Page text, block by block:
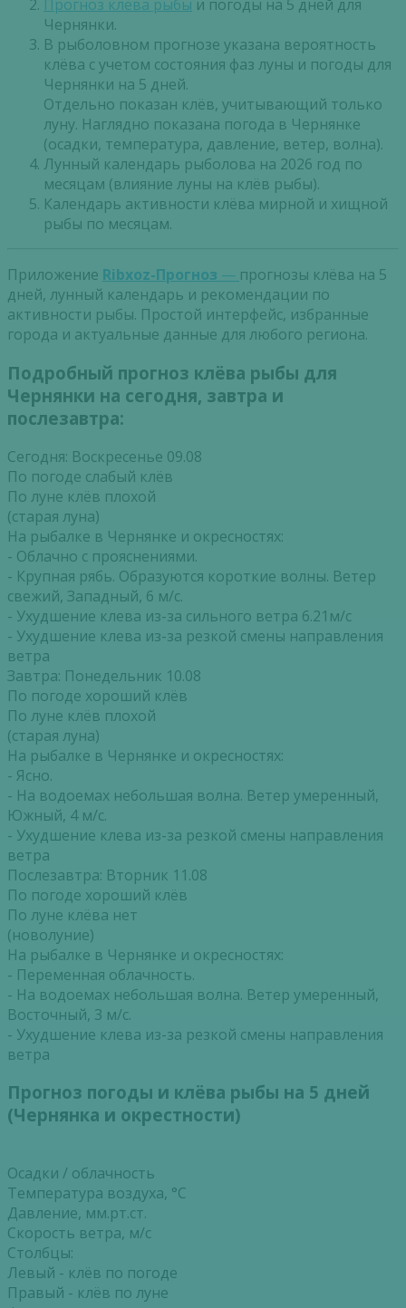
Прогноз клева рыбы и погоды на 5 дней для
Чернянки.
В рыболовном прогнозе указана вероятность
клёва с учетом состояния фаз луны и погоды для
Чернянки на 5 дней.
Отдельно показан клёв, учитывающий только
луну. Наглядно показана погода в Чернянке
(осадки, температура, давление, ветер, волна).
Лунный календарь рыболова на 2026 год по
месяцам (влияние луны на клёв рыбы).
Календарь активности клёва мирной и хищной
рыбы по месяцам.
Приложение Ribxoz-Прогноз — прогнозы клёва на 5
дней, лунный календарь и рекомендации по
активности рыбы. Простой интерфейс, избранные
города и актуальные данные для любого региона.
Подробный прогноз клёва рыбы для
Чернянки на сегодня, завтра и
послезавтра:
Сегодня: Воскресенье 09.08
По погоде слабый клёв
По луне клёв плохой
(старая луна)
На рыбалке в Чернянке и окресностях:
- Облачно с прояснениями.
- Крупная рябь. Образуются короткие волны. Ветер
свежий, Западный, 6 м/с.
- Ухудшение клева из-за сильного ветра 6.21м/с
- Ухудшение клева из-за резкой смены направления
ветра
Завтра: Понедельник 10.08
По погоде хороший клёв
По луне клёв плохой
(старая луна)
На рыбалке в Чернянке и окресностях:
- Ясно.
- На водоемах небольшая волна. Ветер умеренный,
Южный, 4 м/с.
- Ухудшение клева из-за резкой смены направления
ветра
Послезавтра: Вторник 11.08
По погоде хороший клёв
По луне клёва нет
(новолуние)
На рыбалке в Чернянке и окресностях:
- Переменная облачность.
- На водоемах небольшая волна. Ветер умеренный,
Восточный, 3 м/с.
- Ухудшение клева из-за резкой смены направления
ветра
Прогноз погоды и клёва рыбы на 5 дней
(Чернянка и окрестности)
Осадки / облачность
Температура воздуха, °С
Давление, мм.рт.ст.
Скорость ветра, м/с
Столбцы:
Левый - клёв по погоде
Правый - клёв по луне